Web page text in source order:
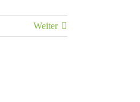
Weiter